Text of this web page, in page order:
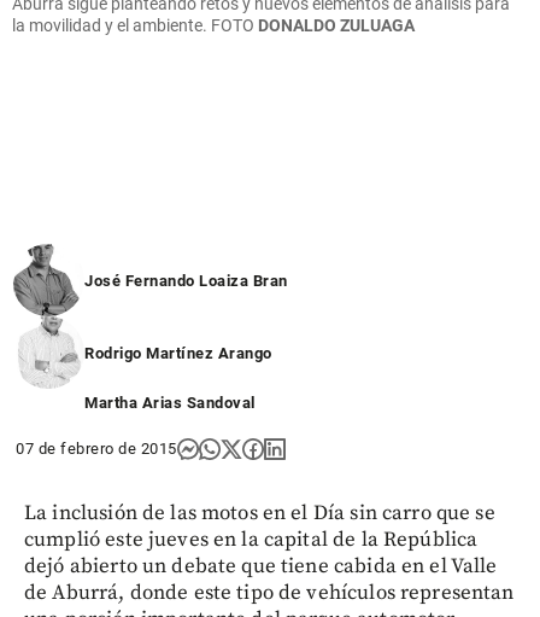
la movilidad y el ambiente. FOTO DONALDO ZULUAGA
José Fernando Loaiza Bran
Rodrigo Martínez Arango
Martha Arias Sandoval
07 de febrero de 2015
La inclusión de las motos en el Día sin carro que se
cumplió este jueves en la capital de la República
dejó abierto un debate que tiene cabida en el Valle
de Aburrá, donde este tipo de vehículos representan